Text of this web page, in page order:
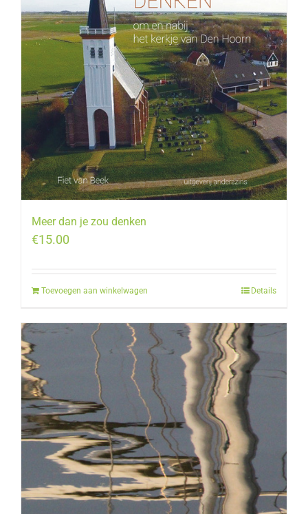
Meer dan je zou denken
€15.00
Toevoegen aan winkelwagen Details